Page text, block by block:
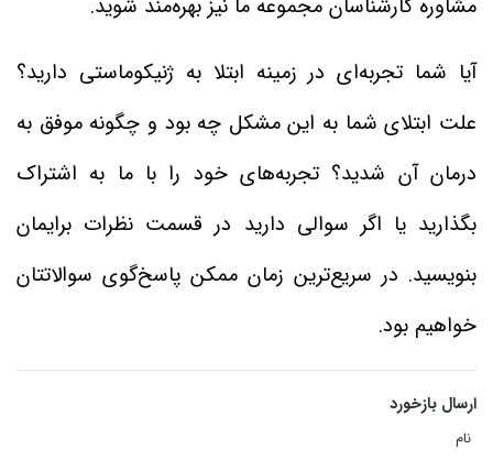
مشاوره کارشناسان مجموعه ما نیز بهره‌مند شوید.
آیا شما تجربه‌ای در زمینه ابتلا به ژنیکوماستی دارید؟
علت ابتلای شما به این مشکل چه بود و چگونه موفق به
درمان آن شدید؟ تجربه‌های خود را با ما به اشتراک
بگذارید یا اگر سوالی دارید در قسمت نظرات برایمان
بنویسید. در سریع‌ترین زمان ممکن پاسخ‌گوی سوالاتتان
خواهیم بود.
ارسال بازخورد
نام